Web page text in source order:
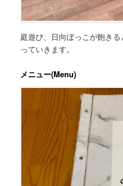
庭遊び、日向ぼっこが飽き
っていきます。
メニュー(Menu)